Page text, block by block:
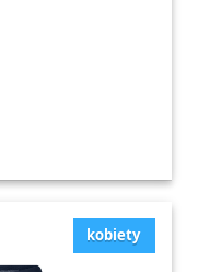
kobiety